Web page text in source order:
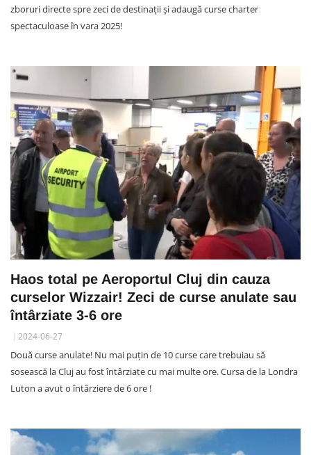
zboruri directe spre zeci de destinații și adaugă curse charter
spectaculoase în vara 2025!
Haos total pe Aeroportul Cluj din cauza
curselor Wizzair! Zeci de curse anulate sau
întârziate 3-6 ore
2024-06-27
Două curse anulate! Nu mai puțin de 10 curse care trebuiau să
sosească la Cluj au fost întârziate cu mai multe ore. Cursa de la Londra
Luton a avut o întârziere de 6 ore !